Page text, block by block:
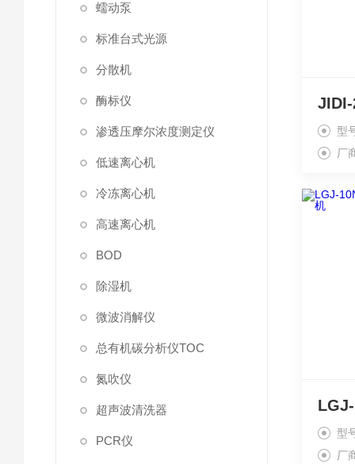
蠕动泵
标准台式光源
分散机
酶标仪
渗透压摩尔浓度测定仪
低速离心机
冷冻离心机
高速离心机
BOD
除湿机
微波消解仪
总有机碳分析仪TOC
氮吹仪
超声波清洗器
PCR仪
型
厂
型
厂